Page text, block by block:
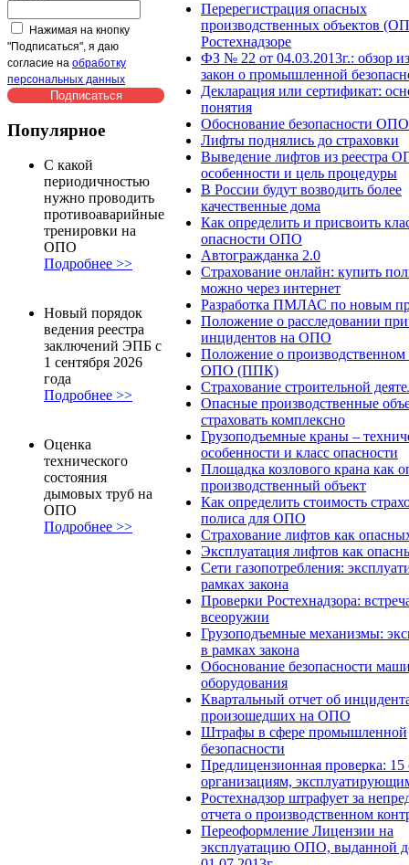
Нажимая на кнопку
"Подписаться", я даю
согласие на обработку
персональных данных
Популярное
С какой
периодичностью
нужно проводить
противоаварийные
тренировки на
ОПО
Подробнее >>
Новый порядок
ведения реестра
заключений ЭПБ с
1 сентября 2026
года
Подробнее >>
Оценка
технического
состояния
дымовых труб на
ОПО
Подробнее >>
Перерегистрация опасных
производственных объектов
Ростехнадзоре
ФЗ № 22 от 04.03.2013г.: обзор
закон о промышленной
Декларация или сертификат:
понятия
Обоснование безопасности ОПО
Лифты поднялись до страховки
Выведение лифтов из реестра
особенности и цель процедуры
В России будут возводить более
качественные дома
Как определить и присвоить
опасности ОПО
Автогражданка 2.0
Страхование онлайн: купить
можно через интернет
Разработка ПМЛАС по новым
Положение о расследовании
инцидентов на ОПО
Положение о производственном
ОПО (ППК)
Страхование строительной
Опасные производственные
страховать комплексно
Грузоподъемные краны –
особенности и класс опасности
Площадка козлового крана как
производственный объект
Как определить стоимость
полиса для ОПО
Страхование лифтов как
Эксплуатация лифтов как
Сети газопотребления:
рамках закона
Проверки Ростехнадзора:
всеоружии
Грузоподъемные механизмы:
в рамках закона
Обоснование безопасности
оборудования
Квартальный отчет об
произошедших на ОПО
Штрафы в сфере промышленной
безопасности
Предлицензионная проверка: 15
организациям,
Ростехнадзор штрафует за
отчета о производственном
Переоформление Лицензии на
эксплуатацию ОПО, выданной